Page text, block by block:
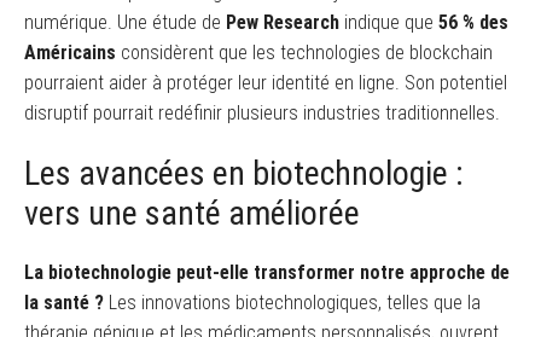
numérique. Une étude de Pew Research indique que 56 % des
Américains considèrent que les technologies de blockchain
pourraient aider à protéger leur identité en ligne. Son potentiel
disruptif pourrait redéfinir plusieurs industries traditionnelles.
Les avancées en biotechnologie :
vers une santé améliorée
La biotechnologie peut-elle transformer notre approche de
la santé ? Les innovations biotechnologiques, telles que la